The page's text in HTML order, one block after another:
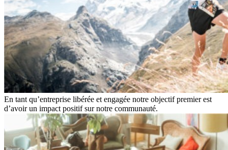
En tant qu’entreprise libérée et engagée notre objectif premier est
d’avoir un impact positif sur notre communauté.